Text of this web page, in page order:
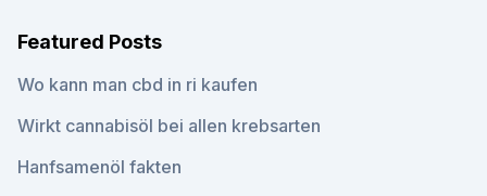
Featured Posts
Wo kann man cbd in ri kaufen
Wirkt cannabisöl bei allen krebsarten
Hanfsamenöl fakten